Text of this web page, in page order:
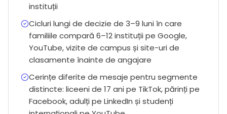
instituții
Cicluri lungi de decizie de 3–9 luni în care
familiile compară 6–12 instituții pe Google,
YouTube, vizite de campus și site-uri de
clasamente înainte de angajare
Cerințe diferite de mesaje pentru segmente
distincte: liceeni de 17 ani pe TikTok, părinți pe
Facebook, adulți pe LinkedIn și studenți